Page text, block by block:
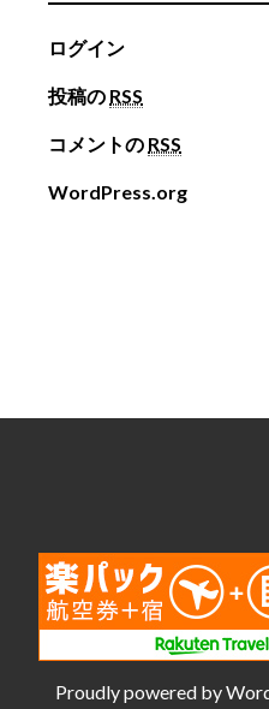
ログイン
投稿の RSS
コメントの RSS
WordPress.org
Proudly powered by